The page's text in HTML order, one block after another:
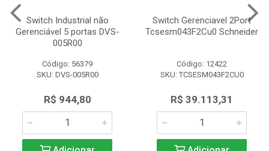
Switch Industrial não
Gerenciável 5 portas DVS-
005R00
Código: 56379
SKU: DVS-005R00
R$ 944,80
Switch Gerenciavel 2Port
Tcsesm043F2Cu0 Schneider
Código: 12422
SKU: TCSESM043F2CU0
R$ 39.113,31